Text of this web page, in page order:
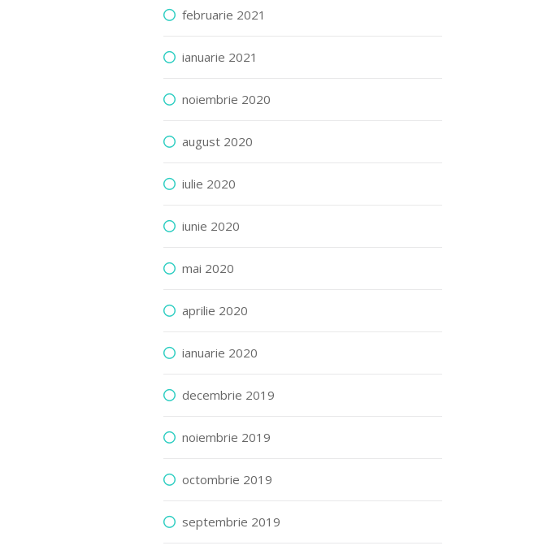
februarie 2021
ianuarie 2021
noiembrie 2020
august 2020
iulie 2020
iunie 2020
mai 2020
aprilie 2020
ianuarie 2020
decembrie 2019
noiembrie 2019
octombrie 2019
septembrie 2019